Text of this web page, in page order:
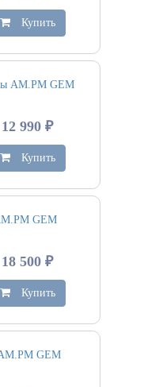
Купить
AM.PM GEM
12 990 ₽
Купить
GEM
18 500 ₽
Купить
GEM